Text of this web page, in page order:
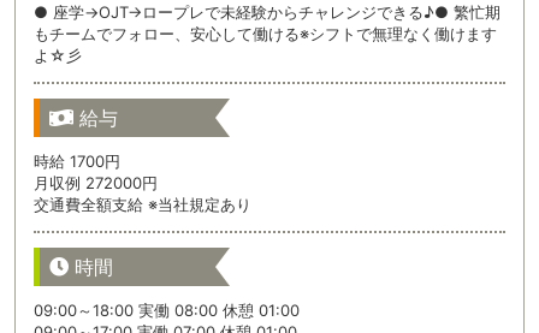
● 座学→OJT→ロープレで未経験からチャレンジできる♪● 繁忙期
もチームでフォロー、安心して働ける※シフトで無理なく働けます
よ☆彡
給与
時給 1700円
月収例 272000円
交通費全額支給 ※当社規定あり
時間
09:00～18:00 実働 08:00 休憩 01:00